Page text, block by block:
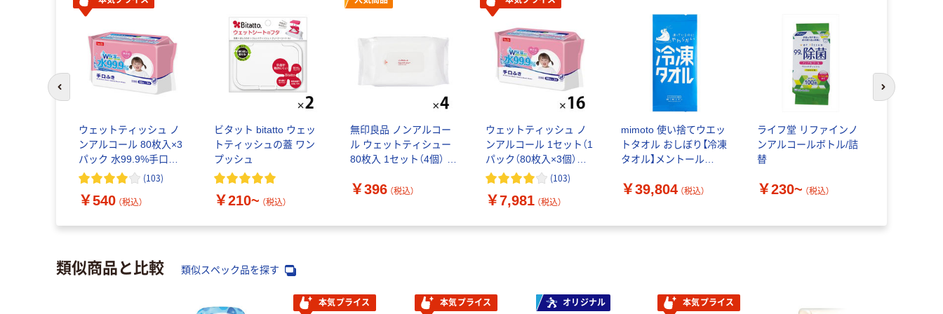
ウェットティッシュ ノ
ンアルコール 80枚入×3
パック 水99.9%手口ふ
き アイプラス (103)
￥540 （税込）
ビタット bitatto ウェッ
トティッシュの蓋 ワン
プッシュ
￥210~ （税込）
無印良品 ノンアルコー
ル ウェットティシュー
80枚入 1セット（4個） 良
￥396 （税込）
ウェットティッシュ ノ
ンアルコール 1セット（1
パック（80枚入×3個）
×16）水99.9%手口ふき
(103)
￥7,981 （税込）
mimoto 使い捨てウエッ
トタオル おしぼり【冷凍
タオル】メントール
品）
￥39,804 （税込）
ライフ堂 リファインノ
ンアルコールボトル/詰
替
￥230~ （税込）
次のスライド
類似商品と比較 類似スペック品を探す
本気プライス 本気プライス オリジナル 本気プライス